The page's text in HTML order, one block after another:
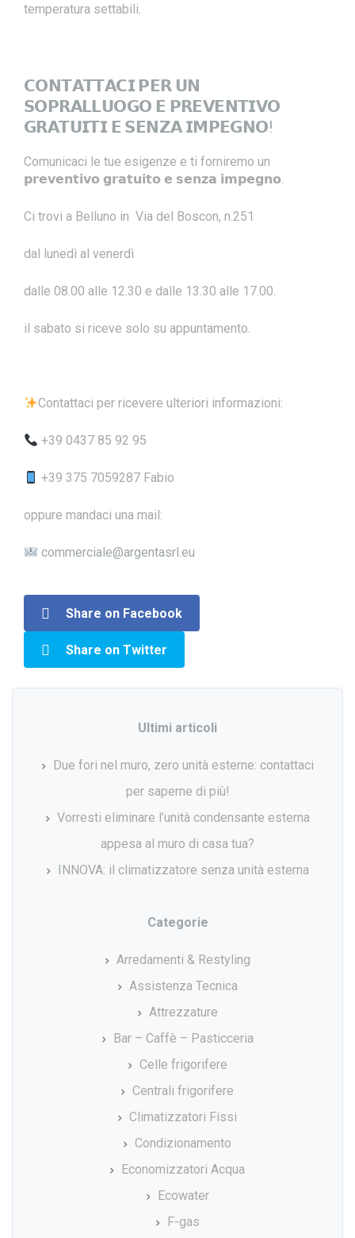
temperatura settabili.
𝗖𝗢𝗡𝗧𝗔𝗧𝗧𝗔𝗖𝗜 𝗣𝗘𝗥 𝗨𝗡
𝗦𝗢𝗣𝗥𝗔𝗟𝗟𝗨𝗢𝗚𝗢 𝗘 𝗣𝗥𝗘𝗩𝗘𝗡𝗧𝗜𝗩𝗢
𝗚𝗥𝗔𝗧𝗨𝗜𝗧𝗜 𝗘 𝗦𝗘𝗡𝗭𝗔 𝗜𝗠𝗣𝗘𝗚𝗡𝗢!
Comunicaci le tue esigenze e ti forniremo un
𝗽𝗿𝗲𝘃𝗲𝗻𝘁𝗶𝘃𝗼 𝗴𝗿𝗮𝘁𝘂𝗶𝘁𝗼 𝗲 𝘀𝗲𝗻𝘇𝗮 𝗶𝗺𝗽𝗲𝗴𝗻𝗼.
Ci trovi a Belluno in Via del Boscon, n.251
dal lunedì al venerdì
dalle 08.00 alle 12.30 e dalle 13.30 alle 17.00.
il sabato si riceve solo su appuntamento.
Contattaci per ricevere ulteriori informazioni:
+39 0437 85 92 95
+39 375 7059287 Fabio
oppure mandaci una mail:
commerciale@argentasrl.eu
Share on Facebook
Share on Twitter
Ultimi articoli
Due fori nel muro, zero unità esterne: contattaci
per saperne di più!
Vorresti eliminare l’unità condensante esterna
appesa al muro di casa tua?
INNOVA: il climatizzatore senza unità esterna
Categorie
Arredamenti & Restyling
Assistenza Tecnica
Attrezzature
Bar – Caffè – Pasticceria
Celle frigorifere
Centrali frigorifere
Climatizzatori Fissi
Condizionamento
Economizzatori Acqua
Ecowater
F-gas